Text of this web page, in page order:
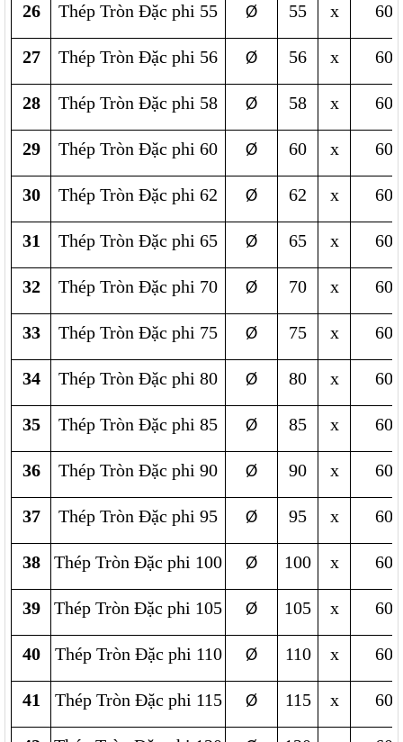
26 Thép Tròn Đặc phi 55 Ø 55 x
27 Thép Tròn Đặc phi 56 Ø 56 x
28 Thép Tròn Đặc phi 58 Ø 58 x
29 Thép Tròn Đặc phi 60 Ø 60 x
30 Thép Tròn Đặc phi 62 Ø 62 x
31 Thép Tròn Đặc phi 65 Ø 65 x
32 Thép Tròn Đặc phi 70 Ø 70 x
33 Thép Tròn Đặc phi 75 Ø 75 x
34 Thép Tròn Đặc phi 80 Ø 80 x
35 Thép Tròn Đặc phi 85 Ø 85 x
36 Thép Tròn Đặc phi 90 Ø 90 x
37 Thép Tròn Đặc phi 95 Ø 95 x
38 Thép Tròn Đặc phi 100 Ø 100 x
39 Thép Tròn Đặc phi 105 Ø 105 x
40 Thép Tròn Đặc phi 110 Ø 110 x
41 Thép Tròn Đặc phi 115 Ø 115 x